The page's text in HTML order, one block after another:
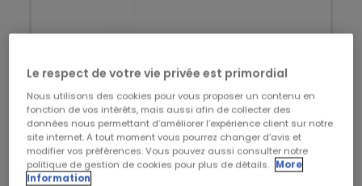
Le respect de votre vie privée est primordial
Nous utilisons des cookies pour vous proposer un contenu en
fonction de vos intérêts, mais aussi afin de collecter des
données nous permettant d’améliorer l’expérience client sur notre
site internet. A tout moment vous pourrez changer d’avis et
modifier vos préférences. Vous pouvez aussi consulter notre
politique de gestion de cookies pour plus de détails. More
Information